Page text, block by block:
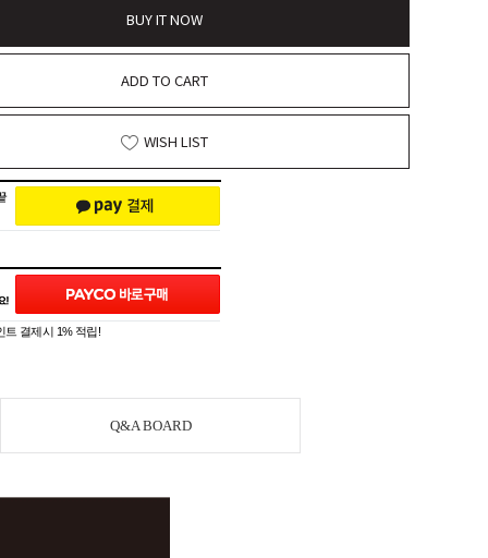
BUY IT NOW
ADD TO CART
WISH LIST
트 결제시 1% 적립!
Q&A BOARD